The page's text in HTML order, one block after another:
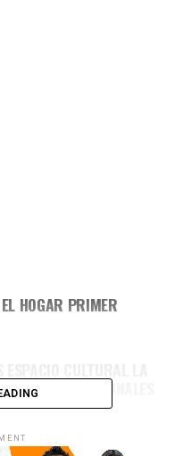
HOGAR PRIMER
EDUCACIONALES